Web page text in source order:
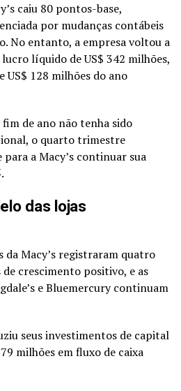
caiu 80 pontos-base,
por mudanças contábeis
No entanto, a empresa voltou a
líquido de US$ 342 milhões,
128 milhões do ano
de ano não tenha sido
o quarto trimestre
a Macy’s continuar sua
das lojas
da Macy’s registraram quatro
crescimento positivo, e as
e Bluemercury continuam
seus investimentos de capital
milhões em fluxo de caixa